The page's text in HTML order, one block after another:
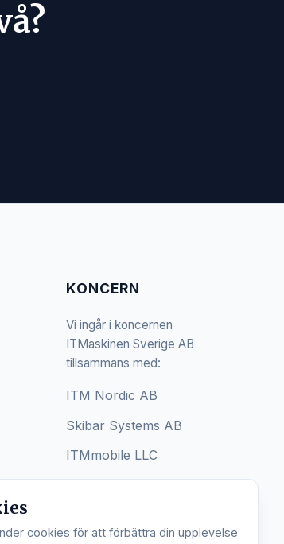
KONCERN
Vi ingår i koncernen
ITMaskinen Sverige AB
tillsammans med:
ITM Nordic AB
Skibar Systems AB
ITMmobile LLC
cookies för att förbättra din upplevelse